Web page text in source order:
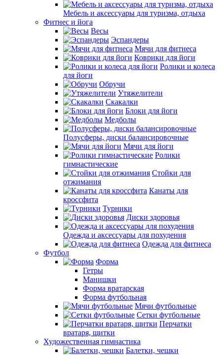
Мебель и аксессуары для туризма, отдыха
Фитнес и йога
Весы
Эспандеры
Мячи для фитнеса
Коврики для йоги
Ролики и колеса
для йоги
Обручи
Утяжелители
Скакалки
Блоки для йоги
Медболы
Полусферы, диски балансировочные
Мячи для йоги
Ролики
гимнастические
Стойки для
отжимания
Канаты для
кроссфита
Турники
Диски здоровья
Одежда и аксессуары для похудения
Одежда для фитнеса
Футбол
Форма
Гетры
Манишки
Форма вратарская
Форма футбольная
Мячи футбольные
Сетки футбольные
Перчатки
вратаря, щитки
Художественная гимнастика
Балетки, чешки